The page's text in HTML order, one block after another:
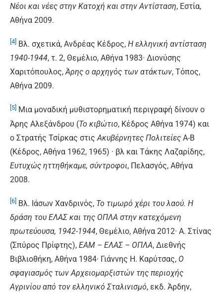
Νέοι και νέες στην Κατοχή και στην Αντίσταση, Εστία,
Αθήνα 2009.
[4] Βλ. σχετικά, Ανδρέας Κέδρος, Η ελληνική αντίσταση
1940-1944, τ. 2, Θεμέλιο, Αθήνα 1983· Διονύσης
Χαριτόπουλος,Άρης ο αρχηγός των ατάκτων, Τόπος,
Αθήνα 2009.
[5] Μια μοναδική μυθιστορηματική περιγραφή δίνουν ο
Άρης Αλεξάνδρου (Το κιβώτιο, Κέδρος Αθήνα 1974) και
ο Στρατής Τσίρκας στις Ακυβέρνητες Πολιτείες Α-Β
(Κέδρος, Αθήνα 1962, 1965) · βλ και Τάκης Λαζαρίδης,
Ευτυχώς ηττηθήκαμε, σύντροφοι, Πελασγός, Αθήνα
2008.
[6] Βλ. Ιάσων Χανδρινός, Το τιμωρό χέρι του λαού. Η
δράση του ΕΛΑΣ και της ΟΠΛΑ στην κατεχόμενη
πρωτεύουσα, 1942-1944, Θεμέλιο, Αθήνα 2012· Α. Στίνας
(Σπύρος Πρίφτης), ΕΑΜ – ΕΛΑΣ – ΟΠΛΑ, Διεθνής
Βιβλιοθήκη, Αθήνα 1984· Γιάννης Η. Καρύτσας, Ο
σφαγιασμός των Αρχειομαρξιστών της περιοχής
Αγρινίου από τον ελληνικό Σταλινισμό, εκδ. Άρδην,